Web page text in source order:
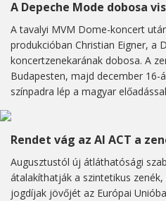
A Depeche Mode dobosa
A tavalyi MVM Dome-koncert
produkcióban Christian Eigner, a
koncertzenekarának dobosa. A
Budapesten, majd december 16-
színpadra lép a magyar
Rendet vág az AI ACT a
Augusztustól új átláthatósági
átalakíthatják a szintetikus
jogdíjak jövőjét az Európai